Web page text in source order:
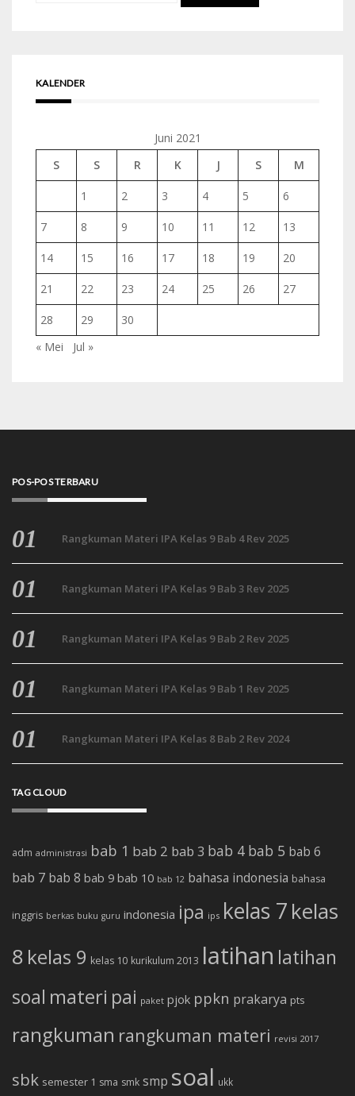
KALENDER
Juni 2021
S
S R K J S M
1 2 3 4 5 6
7 8 9 10 11 12 13
14 15 16 17 18 19 20
21 22 23 24 25 26 27
28 29
30
« Mei
Jul »
POS-POS TERBARU
Rangkuman Materi IPA Kelas 9 Bab 4 Rev 2025
Rangkuman Materi IPA Kelas 9 Bab 3 Rev 2025
Rangkuman Materi IPA Kelas 9 Bab 2 Rev 2025
Rangkuman Materi IPA Kelas 9 Bab 1 Rev 2025
Rangkuman Materi IPA Kelas 8 Bab 2 Rev 2024
TAG CLOUD
adm administrasi bab 1 bab 2 bab 3 bab 4 bab 5 bab 6
bab 7 bab 8 bab 9 bab 10 bab 12 bahasa indonesia bahasa
inggris berkas buku guru indonesia ipa ips kelas 7kelas
8 kelas 9 kelas 10 kurikulum 2013 latihan latihan
soal materi pai paket pjok ppkn prakarya pts
rangkuman rangkuman materi revisi 2017
sbk semester 1 sma smk smp soal ukk